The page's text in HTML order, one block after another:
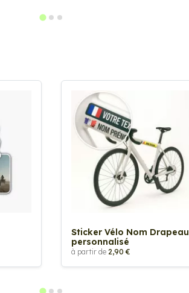
Sticker Vélo Nom Drapeau
personnalisé
à partir de 2,90 €